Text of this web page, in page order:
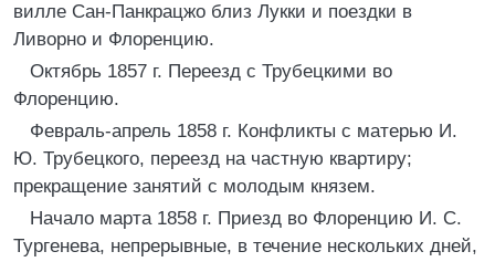
вилле Сан-Панкрацжо близ Лукки и поездки в
Ливорно и Флоренцию.
Октябрь 1857 г. Переезд с Трубецкими во
Флоренцию.
Февраль-апрель 1858 г. Конфликты с матерью И.
Ю. Трубецкого, переезд на частную квартиру;
прекращение занятий с молодым князем.
Начало марта 1858 г. Приезд во Флоренцию И. С.
Тургенева, непрерывные, в течение нескольких дней,